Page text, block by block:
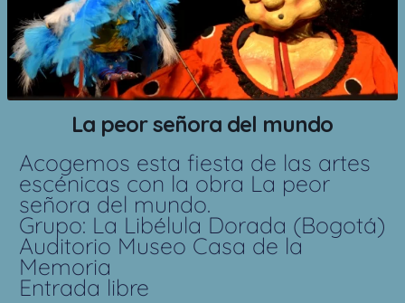
La peor señora del mundo
Acogemos esta fiesta de las artes
escénicas con la obra La peor
señora del mundo.
Grupo: La Libélula Dorada (Bogotá)
Auditorio Museo Casa de la
Memoria
Entrada libre